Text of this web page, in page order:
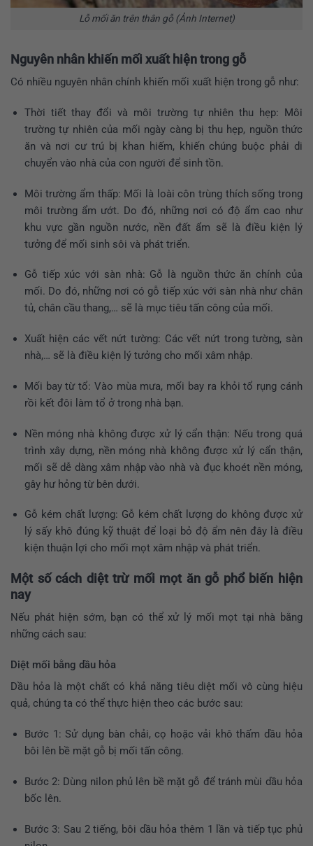
Lỗ mối ăn trên thân gỗ (Ảnh Internet)
Nguyên nhân khiến mối xuất hiện trong gỗ
Có nhiều nguyên nhân chính khiến mối xuất hiện trong gỗ như:
Thời tiết thay đổi và môi trường tự nhiên thu hẹp: Môi
trường tự nhiên của mối ngày càng bị thu hẹp, nguồn thức
ăn và nơi cư trú bị khan hiếm, khiến chúng buộc phải di
chuyển vào nhà của con người để sinh tồn.
Môi trường ẩm thấp: Mối là loài côn trùng thích sống trong
môi trường ẩm ướt. Do đó, những nơi có độ ẩm cao như
khu vực gần nguồn nước, nền đất ẩm sẽ là điều kiện lý
tưởng để mối sinh sôi và phát triển.
Gỗ tiếp xúc với sàn nhà: Gỗ là nguồn thức ăn chính của
mối. Do đó, những nơi có gỗ tiếp xúc với sàn nhà như chân
tủ, chân cầu thang,… sẽ là mục tiêu tấn công của mối.
Xuất hiện các vết nứt tường: Các vết nứt trong tường, sàn
nhà,… sẽ là điều kiện lý tưởng cho mối xâm nhập.
Mối bay từ tổ: Vào mùa mưa, mối bay ra khỏi tổ rụng cánh
rồi kết đôi làm tổ ở trong nhà bạn.
Nền móng nhà không được xử lý cẩn thận: Nếu trong quá
trình xây dựng, nền móng nhà không được xử lý cẩn thận,
mối sẽ dễ dàng xâm nhập vào nhà và đục khoét nền móng,
gây hư hỏng từ bên dưới.
Gỗ kém chất lượng: Gỗ kém chất lượng do không được xử
lý sấy khô đúng kỹ thuật để loại bỏ độ ẩm nên đây là điều
kiện thuận lợi cho mối mọt xâm nhập và phát triển.
Một số cách diệt trừ mối mọt ăn gỗ phổ biến hiện
nay
Nếu phát hiện sớm, bạn có thể xử lý mối mọt tại nhà bằng
những cách sau:
Diệt mối bằng dầu hỏa
Dầu hỏa là một chất có khả năng tiêu diệt mối vô cùng hiệu
quả, chúng ta có thể thực hiện theo các bước sau:
Bước 1: Sử dụng bàn chải, cọ hoặc vải khô thấm dầu hỏa
bôi lên bề mặt gỗ bị mối tấn công.
Bước 2: Dùng nilon phủ lên bề mặt gỗ để tránh mùi dầu hỏa
bốc lên.
Bước 3: Sau 2 tiếng, bôi dầu hỏa thêm 1 lần và tiếp tục phủ